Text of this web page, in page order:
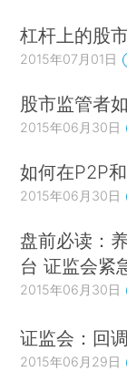
杠杆上的股
2015年07月01日
股市监管者
2015年06月30日
如何在P2P
2015年06月30日
盘前必读：
台 证监会紧
2015年06月30日
证监会：回
2015年06月29日